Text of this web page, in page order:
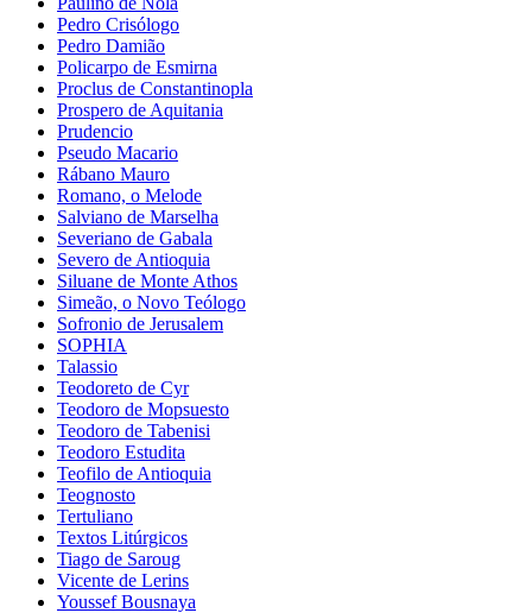
Pedro Crisólogo
Pedro Damião
Policarpo de Esmirna
Proclus de Constantinopla
Prospero de Aquitania
Prudencio
Pseudo Macario
Rábano Mauro
Romano, o Melode
Salviano de Marselha
Severiano de Gabala
Severo de Antioquia
Siluane de Monte Athos
Simeão, o Novo Teólogo
Sofronio de Jerusalem
SOPHIA
Talassio
Teodoreto de Cyr
Teodoro de Mopsuesto
Teodoro de Tabenisi
Teodoro Estudita
Teofilo de Antioquia
Teognosto
Tertuliano
Textos Litúrgicos
Tiago de Saroug
Vicente de Lerins
Youssef Bousnaya